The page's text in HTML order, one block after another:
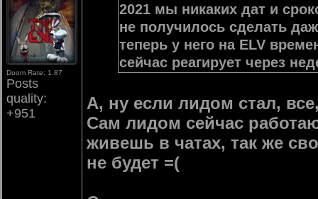
Doom Rate: 1.87
Posts
quality:
+951
2021 мы никаких дат и
не получилось сделать
теперь у него на ELV
сейчас реагирует через
А, ну если лидом стал,
Сам лидом сейчас
живешь в чатах, так же
не будет =(